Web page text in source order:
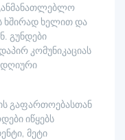
ხშირად ხელით და
გუნდები
კომუნიკაციას
გაფართოებასთან
იწყებს
მეტი